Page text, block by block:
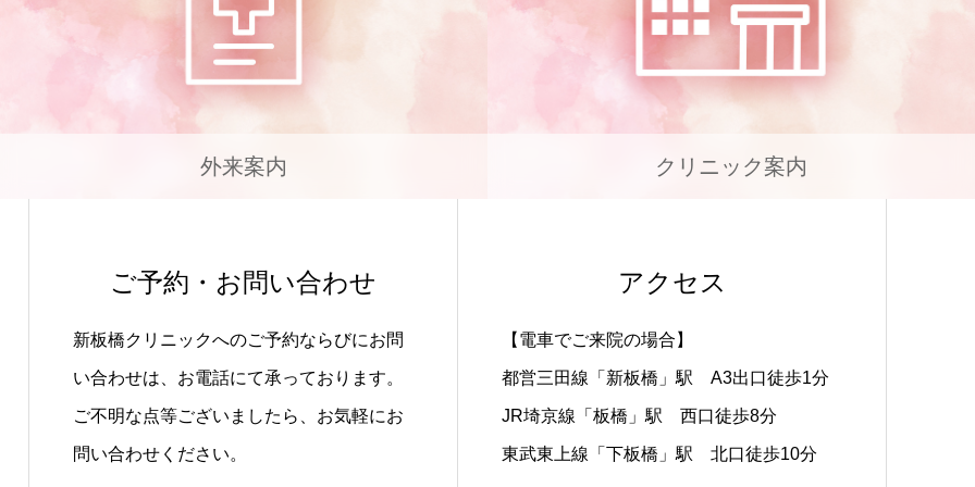
外来案内 クリニック案内
ご予約・お問い合わせ
新板橋クリニックへのご予約ならびにお問
い合わせは、お電話にて承っております。
ご不明な点等ございましたら、お気軽にお
問い合わせください。
アクセス
【電車でご来院の場合】
都営三田線「新板橋」駅 A3出口徒歩1分
JR埼京線「板橋」駅 西口徒歩8分
東武東上線「下板橋」駅 北口徒歩10分